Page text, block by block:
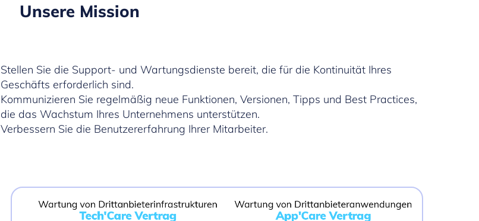
Unsere Mission
Stellen Sie die Support- und Wartungsdienste bereit, die für die Kontinuität Ihres
Geschäfts erforderlich sind.
Kommunizieren Sie regelmäßig neue Funktionen, Versionen, Tipps und Best Practices,
die das Wachstum Ihres Unternehmens unterstützen.
Verbessern Sie die Benutzererfahrung Ihrer Mitarbeiter.